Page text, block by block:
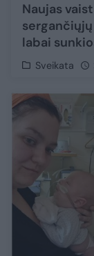
Naujas
labai
Sveikata